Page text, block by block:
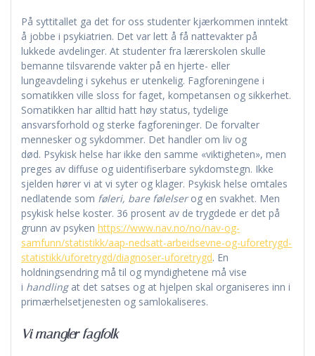
På syttitallet ga det for oss studenter kjærkommen inntekt
å jobbe i psykiatrien. Det var lett å få nattevakter på
lukkede avdelinger. At studenter fra lærerskolen skulle
bemanne tilsvarende vakter på en hjerte- eller
lungeavdeling i sykehus er utenkelig. Fagforeningene i
somatikken ville sloss for faget, kompetansen og sikkerhet.
Somatikken har alltid hatt høy status, tydelige
ansvarsforhold og sterke fagforeninger. De forvalter
mennesker og sykdommer. Det handler om liv og
død. Psykisk helse har ikke den samme «viktigheten», men
preges av diffuse og uidentifiserbare sykdomstegn. Ikke
sjelden hører vi at vi syter og klager. Psykisk helse omtales
nedlatende som føleri, bare følelserog en svakhet. Men
psykisk helse koster. 36 prosent av de trygdede er det på
grunn av psyken https://www.nav.no/no/nav-og-
samfunn/statistikk/aap-nedsatt-arbeidsevne-og-uforetrygd-
statistikk/uforetrygd/diagnoser-uforetrygd. En
holdningsendring må til og myndighetene må vise
i handlingat det satses og at hjelpen skal organiseres inn i
primærhelsetjenesten og samlokaliseres.
Vi mangler fagfolk